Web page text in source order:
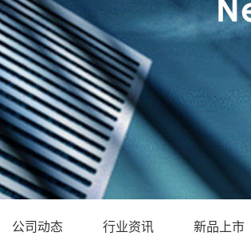
公司动态 行业资讯 新品上市